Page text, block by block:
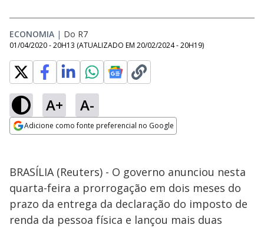
ECONOMIA | Do R7
01/04/2020 - 20H13 (ATUALIZADO EM 20/02/2024 - 20H19)
A+ A-
Adicione como fonte preferencial no Google
BRASÍLIA (Reuters) - O governo anunciou nesta
quarta-feira a prorrogação em dois meses do
prazo da entrega da declaração do imposto de
renda da pessoa física e lançou mais duas